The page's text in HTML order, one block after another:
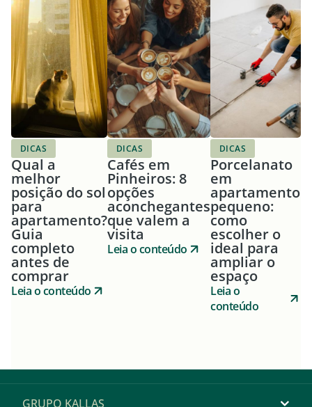
DICAS
Qual a
melhor
posição do sol
para
apartamento?
Guia
completo
antes de
comprar
Leia o conteúdo
DICAS
Cafés em
Pinheiros: 8
opções
aconchegantes
que valem a
visita
Leia o conteúdo
DICAS
Porcelanato
em
apartamento
pequeno:
como
escolher o
ideal para
ampliar o
espaço
Leia o
conteúdo
GRUPO KALLAS